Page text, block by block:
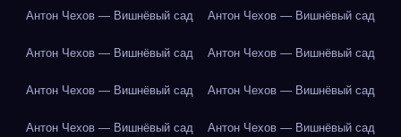
Антон Чехов — Вишнёвый сад Антон Чехов — Вишнёвый сад
Антон Чехов — Вишнёвый сад Антон Чехов — Вишнёвый сад
Антон Чехов — Вишнёвый сад Антон Чехов — Вишнёвый сад
Антон Чехов — Вишнёвый сад Антон Чехов — Вишнёвый сад